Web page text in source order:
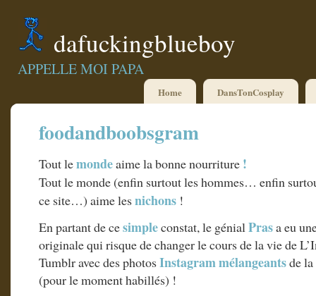
dafuckingblueboy
APPELLE MOI PAPA
Home DansTonCosplay
foodandboobsgram
Tout lemondeaime la bonne nourriture !
Tout le monde (enfin surtout les hommes… enfin
ce site…) aime lesnichons !
En partant de cesimpleconstat, le génialPrasa eu
originale qui risque de changer le cours de la vie de
Tumblr avec des photosInstagrammélangeantsde
(pour le moment habillés) !